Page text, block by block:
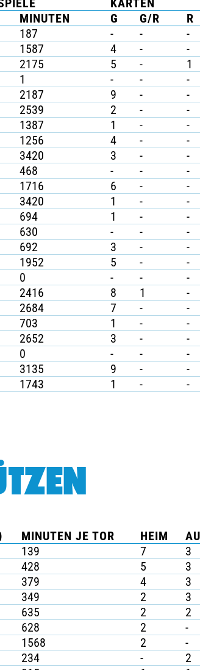
KARTEN
MINUTEN G G/R R
187 - - -
1587 4 - -
2175 5 - 1
1 - - -
2187 9 - -
2539 2 - -
1387 1 - -
1256 4 - -
3420 3 - -
468 - - -
1716 6 - -
3420 1 - -
694 1 - -
630 - - -
692 3 - -
1952 5 - -
0 - - -
2416 8 1 -
2684 7 - -
703 1 - -
2652 3 - -
0 - - -
3135 9 - -
1743 1 - -
MINUTEN JE TOR HEIM
139 7 3
428 5 3
379 4 3
349 2 3
635 2 2
628 2 -
1568 2 -
234 - 2